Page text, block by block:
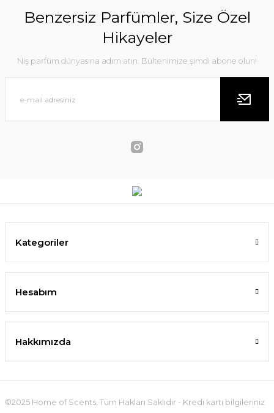
Benzersiz Parfümler, Size Özel
Hikayeler
Niş parfüm dünyasına adım atın. Bültenimize şimdi abone olun!
Kategoriler
Hesabım
Hakkımızda
©2025 Home of Scents, Tüm Hakları Saklıdır - Kredi kartı bilgileriniz